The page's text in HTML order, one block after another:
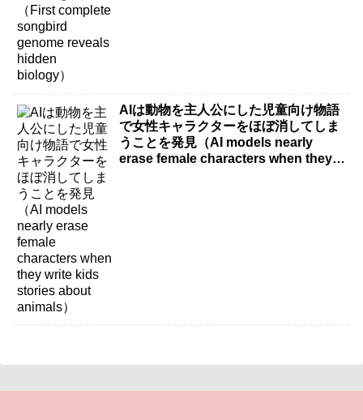
AIは動物を主人公にした児童向け物語
で女性キャラクターをほぼ消してしま
うことを発見（AI models nearly
erase female characters when they